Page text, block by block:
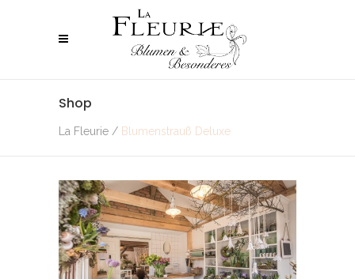
Shop
La Fleurie / Blumenstrauß Deluxe